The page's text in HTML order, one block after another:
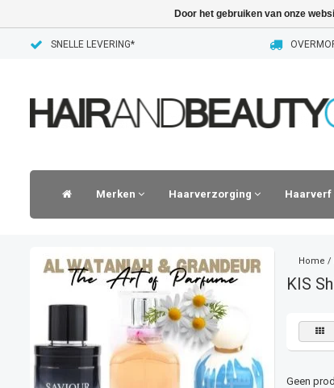
SNELLE LEVERING*
Merken Haarverzorging Haarverf
Home /
KIS
Geen
Door het gebruiken van onze